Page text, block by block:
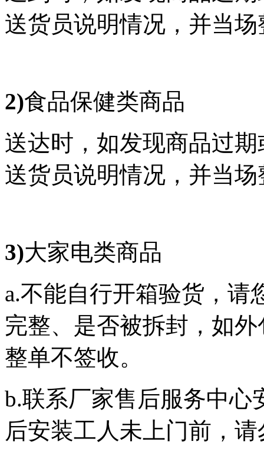
送货员说明情况，并当
2)食品保健类商品
送达时，如发现商品过
送货员说明情况，并当
3)大家电类商品
a.不能自行开箱验货，请
完整、是否被拆封，如
整单不签收。
b.联系厂家售后服务中心
后安装工人未上门前，